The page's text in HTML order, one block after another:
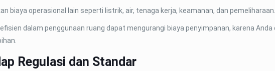
biaya operasional lain seperti listrik, air, tenaga kerja, keamanan, dan pemeliharaan.
efisien dalam penggunaan ruang dapat mengurangi biaya penyimpanan, karena
Regulasi dan Standar